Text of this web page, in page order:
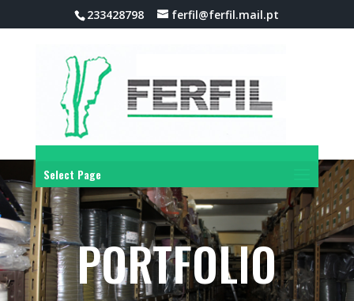
233428798 ferfil@ferfil.mail.pt
Select Page
PORTFOLIO